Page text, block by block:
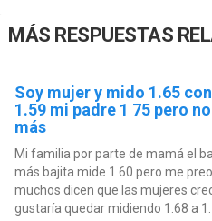
MÁS RESPUESTAS
Soy mujer y mido 1.65
1.59 mi padre 1 75 pero
más
Mi familia por parte de mamá el
más bajita mide 1 60 pero me
muchos dicen que las mujeres
gustaría quedar midiendo 1.68 a